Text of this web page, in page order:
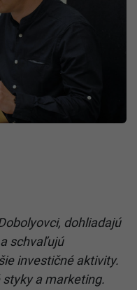
dohliadajú
schvaľujú
investičné aktivity.
a marketing.